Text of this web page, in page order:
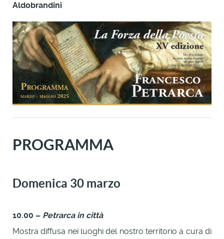
Aldobrandini
PROGRAMMA
Domenica 30 marzo
10.00 – Petrarca in città
Mostra diffusa nei luoghi del nostro territorio a cura di